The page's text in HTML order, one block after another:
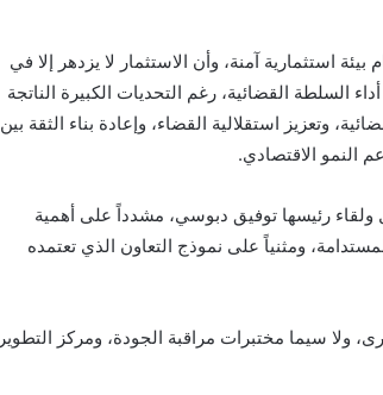
استثمارية آمنة، وأن الاستثمار لا يزدهر إلا في
القضائية، رغم التحديات الكبيرة الناتجة
وتعزيز استقلالية القضاء، وإعادة بناء الثقة بين
النمو الاقتصادي.
رئيسها توفيق دبوسي، مشدداً على أهمية
ومثنياً على نموذج التعاون الذي تعتمده
ولا سيما مختبرات مراقبة الجودة، ومركز التطوير